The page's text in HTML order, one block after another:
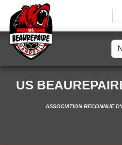
US
ASSOCIATION RECONNUE
Panneau de gestion des cookies